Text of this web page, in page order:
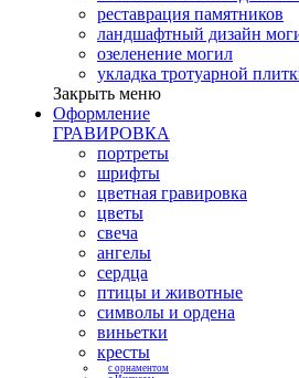
реставрация памятников
ландшафтный дизайн
озеленение могил
укладка тротуарной
Закрыть меню
Оформление
ГРАВИРОВКА
портреты
шрифты
цветная гравировка
цветы
свеча
ангелы
сердца
птицы и животные
символы и ордена
виньетки
кресты
с орнаментом